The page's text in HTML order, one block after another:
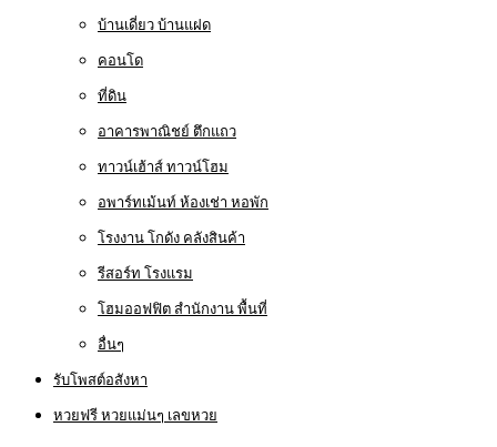
บ้านเดี่ยว บ้านแฝด
คอนโด
ที่ดิน
อาคารพาณิชย์ ตึกแถว
ทาวน์เฮ้าส์ ทาวน์โฮม
อพาร์ทเม้นท์ ห้องเช่า หอพัก
โรงงาน โกดัง คลังสินค้า
รีสอร์ท โรงแรม
โฮมออฟฟิต สำนักงาน พื้นที่
อื่นๆ
รับโพสต์อสังหา
หวยฟรี หวยแม่นๆ เลขหวย